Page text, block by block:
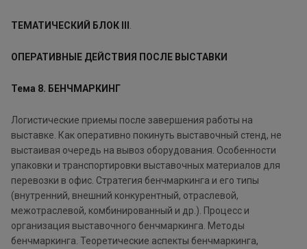
ТЕМАТИЧЕСКИЙ БЛОК III
ОПЕРАТИВНЫЕ ДЕЙСТВИЯ ПОСЛЕ ВЫСТАВКИ
Тема 8. БЕНЧМАРКИНГ
Логистические приемы после завершения работы на
выставке. Как оперативно покинуть выставочный стенд, не
выстаивая очередь на вывоз оборудования. Особенности
упаковки и транспортировки выставочных материалов для
перевозки в офис. Стратегия бенчмаркинга и его типы
(внутренний, внешний конкурентный, отраслевой,
межотраслевой, комбинированный и др.). Процесс и
организация выставочного бенчмаркинга. Методы
бенчмаркинга. Теоретические аспекты бенчмаркинга,